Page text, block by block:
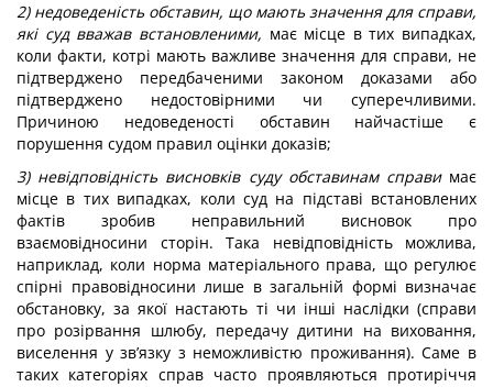
2) недоведеність обставин, що мають значення для справи,
які суд вважав встановленими, має місце в тих випадках,
коли факти, котрі мають важливе значення для справи, не
підтверджено передбаченими законом доказами або
підтверджено недостовірними чи суперечливими.
Причиною недоведеності обставин найчастіше є
порушення судом правил оцінки доказів;
3) невідповідність висновків суду обставинам справимає
місце в тих випадках, коли суд на підставі встановлених
фактів зробив неправильний висновок про
взаємовідносини сторін. Така невідповідність можлива,
наприклад, коли норма матеріального права, що регулює
спірні правовідносини лише в загальній формі визначає
обстановку, за якої настають ті чи інші наслідки (справи
про розірвання шлюбу, передачу дитини на виховання,
виселення у зв’язку з неможливістю проживання). Саме в
таких категоріях справ часто проявляються протиріччя